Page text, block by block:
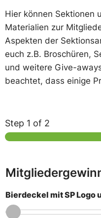
Hier können Sektionen
Materialien zur
Aspekten der
euch z.B. Broschüren,
und weitere Give-
beachtet, dass einige
Step 1 of 2
Bierdeckel mit SP Logo